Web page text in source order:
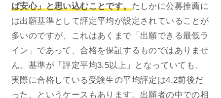
ば安心」と思い込むことです。たしかに公募推薦に
は出願基準として評定平均が設定されていることが
多いのですが、これはあくまで「出願できる最低ラ
イン」であって、合格を保証するものではありませ
ん。基準が「評定平均3.5以上」となっていても、
実際に合格している受験生の平均評定は4.2前後だ
った、というケースもあります。出願者の中での相